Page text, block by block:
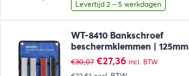
Levertijd 2 – 5 werkdagen
WT-8410 Bankschroef
beschermklemmen | 125mm
€30,07 Oorspronkelijke
prijs
€27,36Huidige
prijs
incl. BTW